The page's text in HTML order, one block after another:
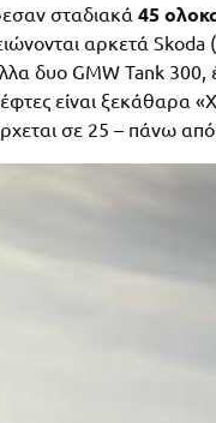
σταδιακά 45
αρκετά
δυο GMW Tank
είναι ξεκάθαρα
σε 25 – πάνω